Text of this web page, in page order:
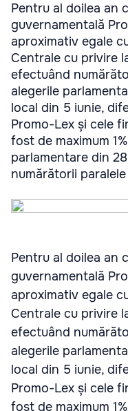
Pentru al doilea an
guvernamentală
aproximativ egale
Centrale cu privire
efectuând
alegerile
local din 5 iunie,
Promo-Lex și cele
fost de maximum
parlamentare din
numărătorii
Pentru al doilea an
guvernamentală
aproximativ egale
Centrale cu privire
efectuând
alegerile
local din 5 iunie,
Promo-Lex și cele
fost de maximum